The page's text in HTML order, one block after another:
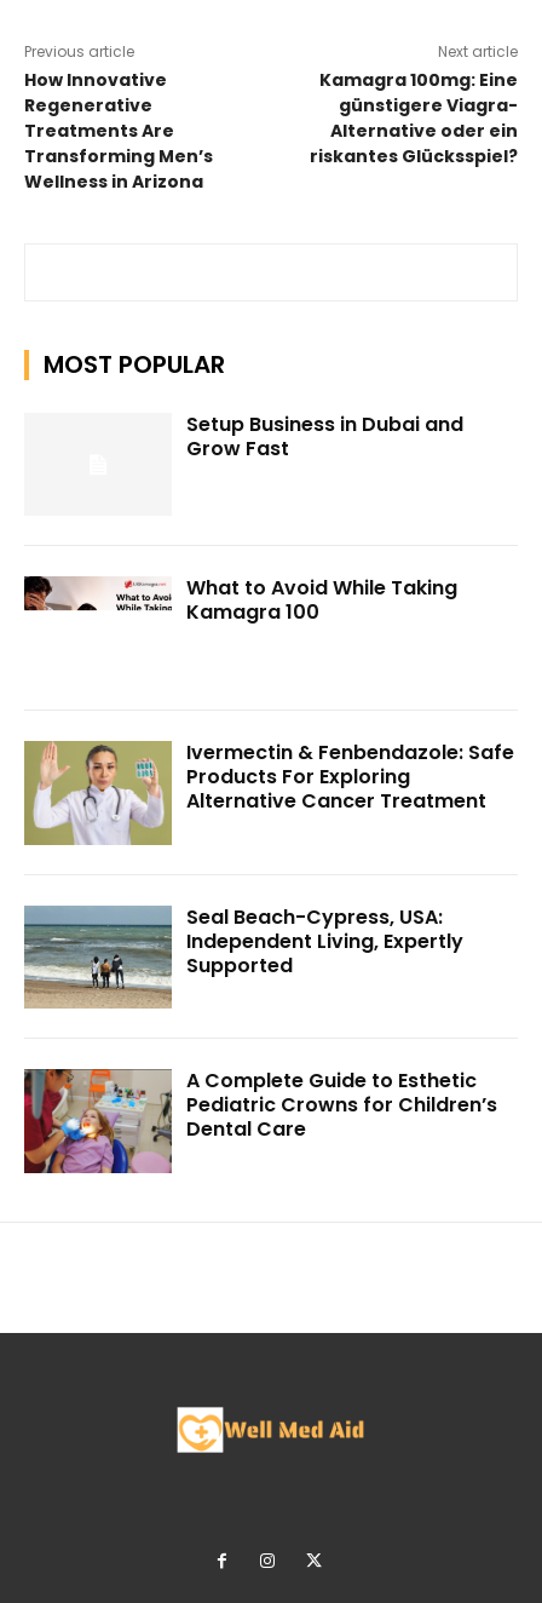
Previous article
How Innovative
Regenerative
Treatments Are
Transforming Men’s
Wellness in Arizona
Next article
Kamagra 100mg: Eine
günstigere Viagra-
Alternative oder ein
riskantes Glücksspiel?
MOST POPULAR
Setup Business in Dubai and
Grow Fast
What to Avoid While Taking
Kamagra 100
Ivermectin & Fenbendazole: Safe
Products For Exploring
Alternative Cancer Treatment
Seal Beach-Cypress, USA:
Independent Living, Expertly
Supported
A Complete Guide to Esthetic
Pediatric Crowns for Children’s
Dental Care